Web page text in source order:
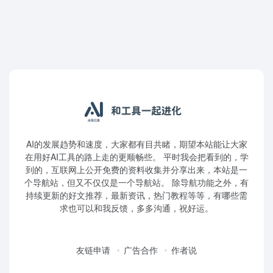
AI的发展趋势和速度，大家都有目共睹，期望本站能让大家
在用好AI工具的路上走的更顺畅些。 平时我会把看到的，学
到的，互联网上公开免费的资料收集并分享出来，本站是一
个导航站，但又不仅仅是一个导航站。 除导航功能之外，有
持续更新的好文推荐，最新资讯，热门教程等等，有哪些需
求也可以和我反馈，多多沟通，祝好运。
友链申请 广告合作 作者说